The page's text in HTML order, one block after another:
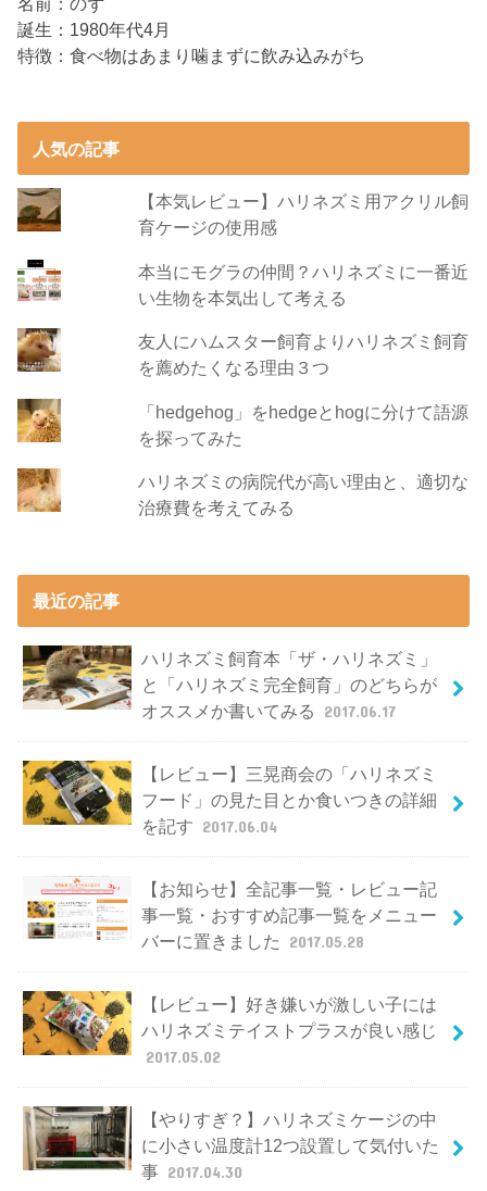
誕生：1980年代4月
特徴：食べ物はあまり噛まずに飲み込みがち
人気の記事
【本気レビュー】ハリネズミ用アクリル飼
育ケージの使用感
本当にモグラの仲間？ハリネズミに一番近
い生物を本気出して考える
友人にハムスター飼育よりハリネズミ飼育
を薦めたくなる理由３つ
「hedgehog」をhedgeとhogに分けて語源
を探ってみた
ハリネズミの病院代が高い理由と、適切な
治療費を考えてみる
最近の記事
ハリネズミ飼育本「ザ・ハリネズミ」
と「ハリネズミ完全飼育」のどちらが
オススメか書いてみる
2017.06.17
【レビュー】三晃商会の「ハリネズミ
フード」の見た目とか食いつきの詳細
を記す 2017.06.04
【お知らせ】全記事一覧・レビュー記
事一覧・おすすめ記事一覧をメニュー
バーに置きました
2017.05.28
【レビュー】好き嫌いが激しい子には
ハリネズミテイストプラスが良い感じ
2017.05.02
【やりすぎ？】ハリネズミケージの中
に小さい温度計12つ設置して気付いた
事 2017.04.30